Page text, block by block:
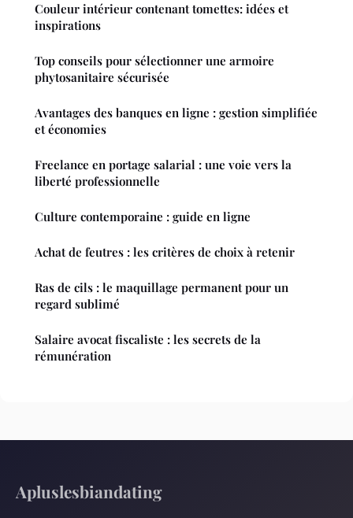
Couleur intérieur contenant tomettes: idées et
inspirations
Top conseils pour sélectionner une armoire
phytosanitaire sécurisée
Avantages des banques en ligne : gestion simplifiée
et économies
Freelance en portage salarial : une voie vers la
liberté professionnelle
Culture contemporaine : guide en ligne
Achat de feutres : les critères de choix à retenir
Ras de cils : le maquillage permanent pour un
regard sublimé
Salaire avocat fiscaliste : les secrets de la
rémunération
Apluslesbiandating